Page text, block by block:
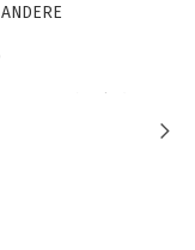
aan kunnen
extra
meest recente
van ADHD.